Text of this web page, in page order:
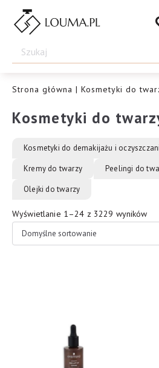
Przejdź
Strona główna | Kosmetyki do
Kosmetyki do
Kosmetyki do demakijażu i
Kremy do twarzy
Peelingi do
Olejki do twarzy
Wyświetlanie 1–24 z 3229 wyników